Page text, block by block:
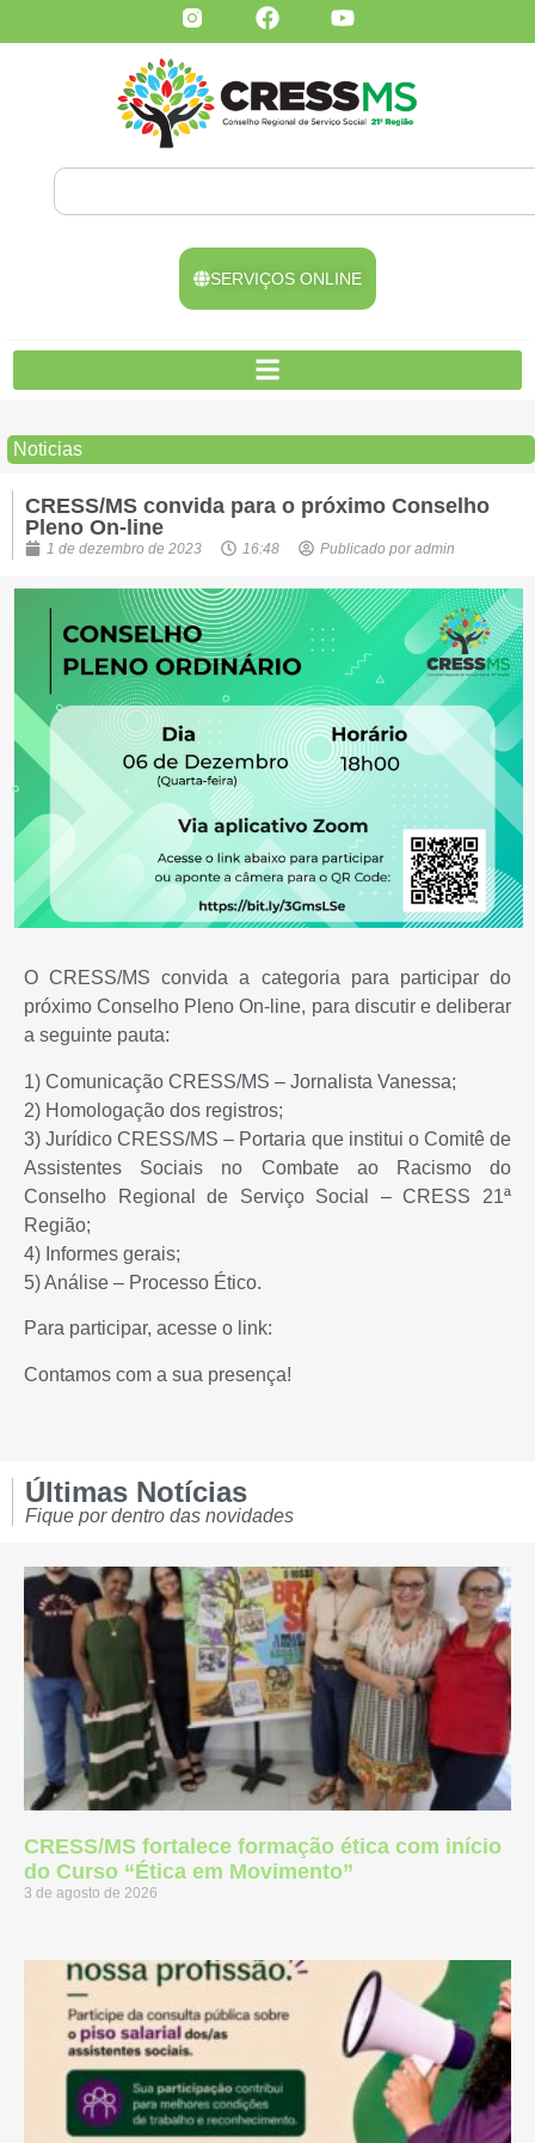
SERVIÇOS ONLINE
Noticias
CRESS/MS convida para o próximo Conselho
Pleno On-line
1 de dezembro de 2023 16:48 Publicado poradmin
O CRESS/MS convida a categoria para participar do
próximo Conselho Pleno On-line, para discutir e deliberar
a seguinte pauta:
1) Comunicação CRESS/MS – Jornalista Vanessa;
2) Homologação dos registros;
3) Jurídico CRESS/MS – Portaria que institui o Comitê de
Assistentes Sociais no Combate ao Racismo do
Conselho Regional de Serviço Social – CRESS 21ª
Região;
4) Informes gerais;
5) Análise – Processo Ético.
Para participar, acesse o link:
Contamos com a sua presença!
Últimas Notícias
Fique por dentro das novidades
CRESS/MS fortalece formação ética com início
do Curso “Ética em Movimento”
3 de agosto de 2026